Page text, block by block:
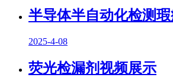
半导体半自动化检测
2025-4-08
荧光检漏剂视频展示